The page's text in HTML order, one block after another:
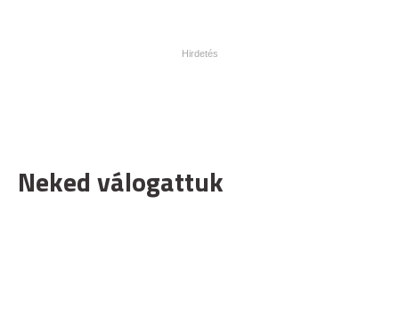
Neked válogattuk